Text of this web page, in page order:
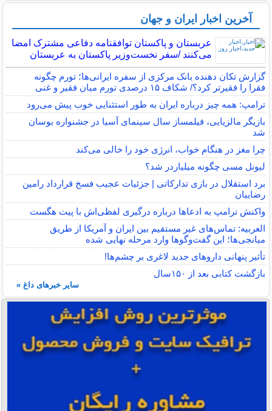
آخرین اخبار ایران و جهان
عربستان و پاکستان توافقنامه دفاعی مشترک امضا
می‌کنند /سفر نخست‌وزیر پاکستان به عربستان
گزارش تکان‌ دهنده بانک مرکزی از سفره ایرانی‌ها؛ تورم چگونه
فقرا را فقیرتر کرد؟/ شکاف ۱۵ درصدی تورم میان فقیر و غنی
ترامپ: همه چیز درباره ایران به طور استثنایی خوب پیش می‌رود
بازیگر مالزیایی، فیلمساز سال سینمای آسیا در جشنواره بوسان
شد
چرا مغز در هنگام خواب، انرژی خود را خالی می‌کند
لیونل مسی چگونه میلیاردر شد؟
برد استقلال در بازی تدارکاتی | جزئیات عجیب فسخ قرارداد رامین
رضاییان
واکنش ترامپ به ادعاها درباره درگیری لفظی‌اش با پیت هگست
العربیه: تماس‌های غیر مستقیم بین ایران و آمریکا از طریق
میانجی‌ها؛ این گفت‌و‌گو‌ها وارد مرحله نهایی شده
تأثیر پنهانی داروهای جدید لاغری بر چشم‌ها!
بازگشت کتابی بعد از ۱۵۰سال
سایر خبرهای داغ »